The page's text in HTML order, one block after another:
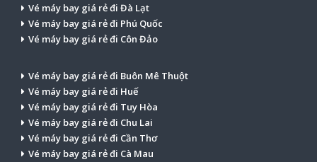
Vé máy bay giá rẻ đi Đà Lạt
Vé máy bay giá rẻ đi Phú Quốc
Vé máy bay giá rẻ đi Côn Đảo
Vé máy bay giá rẻ đi Buôn Mê Thuột
Vé máy bay giá rẻ đi Huế
Vé máy bay giá rẻ đi Tuy Hòa
Vé máy bay giá rẻ đi Chu Lai
Vé máy bay giá rẻ đi Cần Thơ
Vé máy bay giá rẻ đi Cà Mau